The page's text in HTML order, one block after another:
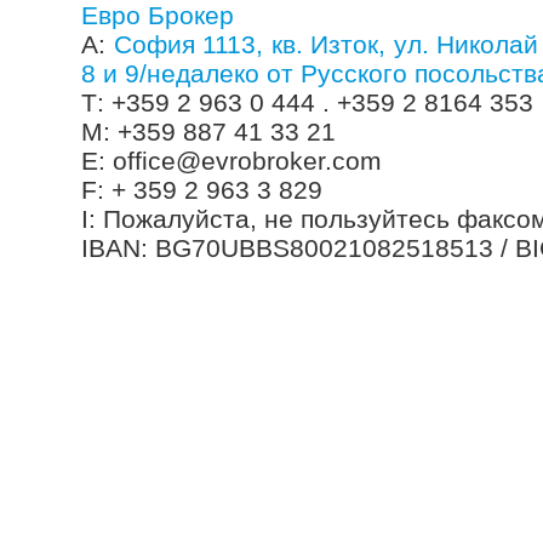
Евро Брокер
А: София 1113, кв. Изток, ул.
8 и 9/недалеко от Русского
Т: +359 2 963 0 444 . +359 2 8164 353
М: +359 887 41 33 21
Е: office@evrobroker.com
F: + 359 2 963 3 829
I: Пожалуйста, не пользуйтесь
IBAN: BG70UBBS80021082518513 /